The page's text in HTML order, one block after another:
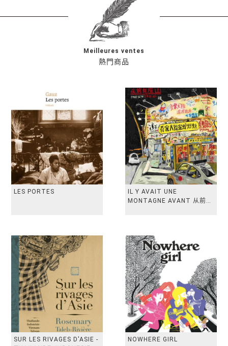
熱門商品
Meilleures ventes
LES PORTES
IL Y AVAIT UNE
MONTAGNE AVANT 从前有
SUR LES RIVAGES D'ASIE -
NOWHERE GIRL